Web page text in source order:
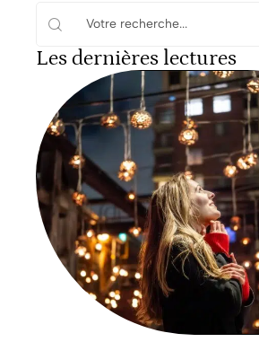
Les dernières lectures